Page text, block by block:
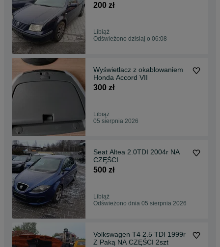
200 zł
Libiąż
Odświeżono dzisiaj o 06:08
Wyświetlacz z okablowaniem
Honda Accord VII
300 zł
Libiąż
05 sierpnia 2026
Seat Altea 2.0TDI 2004r NA
CZĘŚCI
500 zł
Libiąż
Odświeżono dnia 05 sierpnia 2026
Volkswagen T4 2.5 TDI 1999r
Z Paką NA CZĘŚCI 2szt